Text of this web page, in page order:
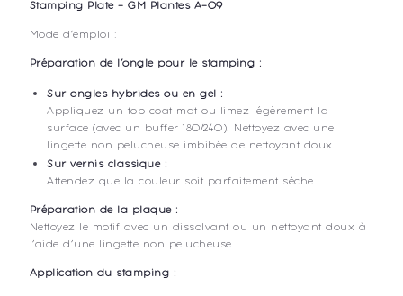
Stamping Plate – GM Plantes A-09
Mode d’emploi :
Préparation de l’ongle pour le stamping :
Sur ongles hybrides ou en gel :
Appliquez un top coat mat ou limez légèrement la
surface (avec un buffer 180/240). Nettoyez avec une
lingette non pelucheuse imbibée de nettoyant doux.
Sur vernis classique :
Attendez que la couleur soit parfaitement sèche.
Préparation de la plaque :
Nettoyez le motif avec un dissolvant ou un nettoyant doux à
l’aide d’une lingette non pelucheuse.
Application du stamping :